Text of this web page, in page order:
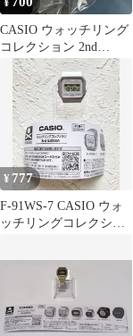
¥
CASIO ウォッチリング
コレクション 2nd
A159WGEA-1
¥ 777
F-91WS-7 CASIO ウォ
ッチリングコレクショ